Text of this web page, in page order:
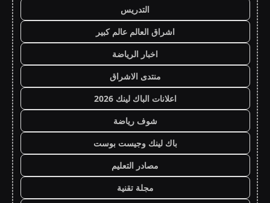
التدريس
اشراق العالم عالم كبير
اخبار الرياضة
منتدى الاشراق
اعلانات الباك لينك 2026
شوف رياضة
باك لينك وجيست بوست
مصادر التعليم
مجلة تقنية